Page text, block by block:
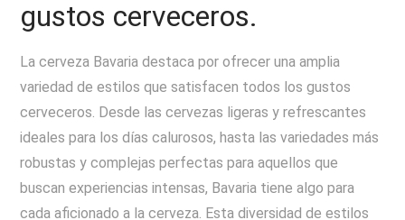
gustos cerveceros.
La cerveza Bavaria destaca por ofrecer una amplia
variedad de estilos que satisfacen todos los gustos
cerveceros. Desde las cervezas ligeras y refrescantes
ideales para los días calurosos, hasta las variedades más
robustas y complejas perfectas para aquellos que
buscan experiencias intensas, Bavaria tiene algo para
cada aficionado a la cerveza. Esta diversidad de estilos